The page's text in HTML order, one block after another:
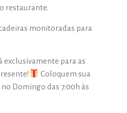
restaurante.
monitoradas para
exclusivamente para as
Coloquem sua
Domingo das 7:00h às